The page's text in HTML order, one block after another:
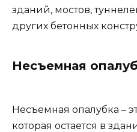
зданий, мостов,
других бетонных
Несъемная
Несъемная опалубка –
которая остается в